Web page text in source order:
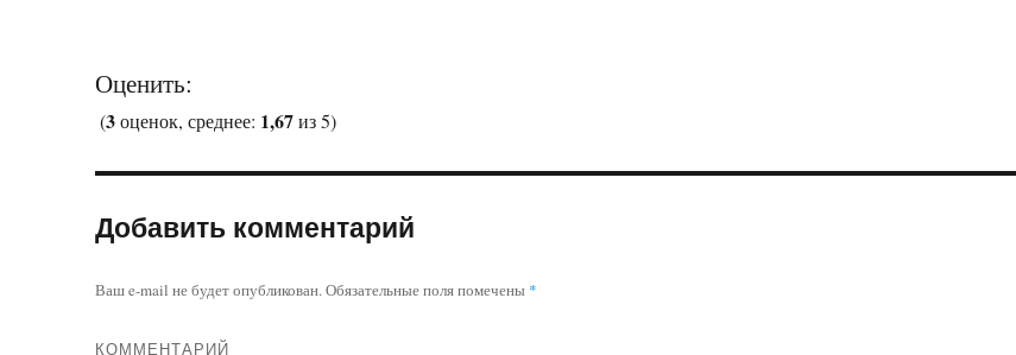
Оценить:
(3оценок, среднее: 1,67из 5)
Добавить комментарий
Ваш e-mail не будет опубликован.Обязательные поля помечены *
КОММЕНТАРИЙ